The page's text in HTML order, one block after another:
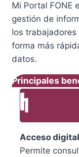
Mi Portal FONE
gestión de
los
forma más
datos.
Principales
1
Acceso
Permite